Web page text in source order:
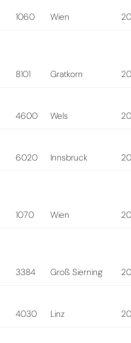
1060 Wien
8101 Gratkorn
4600 Wels
6020 Innsbruck
1070 Wien
3384 Groß Sierning
4030 Linz